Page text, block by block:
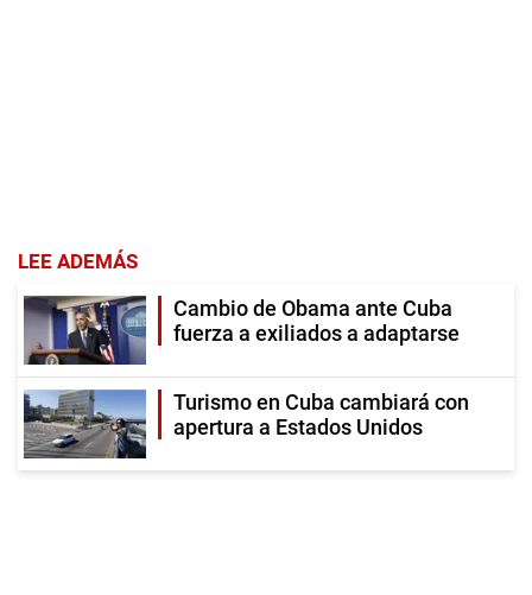
LEE ADEMÁS
Cambio de Obama ante Cuba
fuerza a exiliados a adaptarse
Turismo en Cuba cambiará con
apertura a Estados Unidos